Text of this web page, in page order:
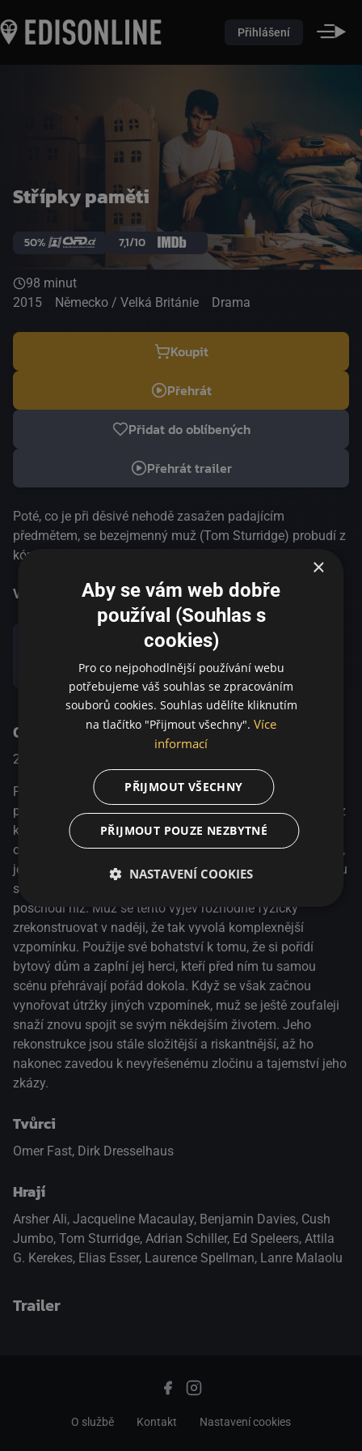
Přihlášení
Střípky paměti
50% 7,1/10
98 minut
2015
Německo / Velká Británie Drama
Koupit
Přehrát
Přidat do oblíbených
Přehrát trailer
Poté, co je při děsivé nehodě zasažen padajícím
předmětem, se bezejmenný muž (Tom Sturridge) probudí z
kómatu s osmi a půl miliony liber, které dostal jako
odškodné, a také se ztrátou paměti. Jediné, co si vybavuje,
je útržkovitý obrázek malého chlapce, který stojí na vrcholu
schodiště ve starém domě a natahuje ruku ke staré paní o
poschodí níž. Muž se tento výjev rozhodne fyzicky
zrekonstruovat v naději, že tak vyvolá komplexnější
vzpomínku. Použije své bohatství k tomu, že si pořídí
bytový dům a zaplní jej herci, kteří před ním tu samou
scénu přehrávají pořád dokola. Když se však začnou
vynořovat útržky jiných vzpomínek, muž se ještě zoufaleji
snaží znovu spojit se svým někdejším životem. Jeho
rekonstrukce jsou stále složitější a riskantnější, až ho
nakonec zavedou k nevyřešenému zločinu a tajemství jeho
zkázy.
Více informací
O pořadu
2015
Poté, co je při děsivé nehodě zasažen padajícím
předmětem, se bezejmenný muž (Tom Sturridge) probudí z
kómatu s osmi a půl miliony liber, které dostal jako
odškodné, a také se ztrátou paměti. Jediné, co si vybavuje,
je útržkovitý obrázek malého chlapce, který stojí na vrcholu
schodiště ve starém domě a natahuje ruku ke staré paní o
poschodí níž. Muž se tento výjev rozhodne fyzicky
zrekonstruovat v naději, že tak vyvolá komplexnější
vzpomínku. Použije své bohatství k tomu, že si pořídí
bytový dům a zaplní jej herci, kteří před ním tu samou
scénu přehrávají pořád dokola. Když se však začnou
vynořovat útržky jiných vzpomínek, muž se ještě zoufaleji
snaží znovu spojit se svým někdejším životem. Jeho
rekonstrukce jsou stále složitější a riskantnější, až ho
nakonec zavedou k nevyřešenému zločinu a tajemství jeho
zkázy.
Tvůrci
Omer Fast, Dirk Dresselhaus
Hrají
Arsher Ali, Jacqueline Macaulay, Benjamin Davies, Cush
Jumbo, Tom Sturridge, Adrian Schiller, Ed Speleers, Attila
G. Kerekes, Elias Esser, Laurence Spellman, Lanre Malaolu
Trailer
O službě Kontakt Nastavení cookies
×
Aby se vám web dobře
používal (Souhlas s
cookies)
Pro co nejpohodlnější používání webu
potřebujeme váš souhlas se zpracováním
souborů cookies. Souhlas udělíte kliknutím
na tlačítko "Přijmout všechny". Více
informací
PŘIJMOUT VŠECHNY
PŘIJMOUT POUZE NEZBYTNÉ
NASTAVENÍ COOKIES